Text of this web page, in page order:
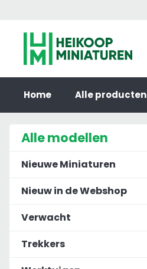
inhoud
Home Alle producten
Alle modellen
Nieuwe Miniaturen
Nieuw in de Webshop
Verwacht
Trekkers